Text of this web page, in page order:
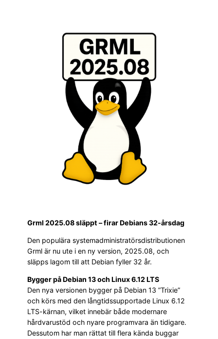
Grml 2025.08 släppt – firar Debians 32-årsdag
Den populära systemadministratörsdistributionen
Grml är nu ute i en ny version, 2025.08, och
släpps lagom till att Debian fyller 32 år.
Bygger på Debian 13 och Linux 6.12 LTS
Den nya versionen bygger på Debian 13 ”Trixie”
och körs med den långtidssupportade Linux 6.12
LTS-kärnan, vilket innebär både modernare
hårdvarustöd och nyare programvara än tidigare.
Dessutom har man rättat till flera kända buggar